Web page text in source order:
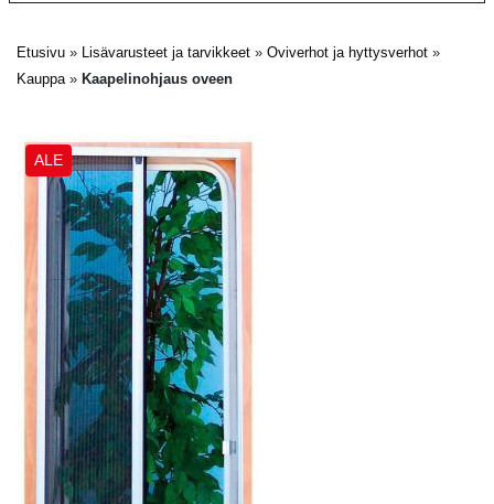
Etusivu » Lisävarusteet ja tarvikkeet » Oviverhot ja hyttysverhot »
Kauppa» Kaapelinohjaus oveen
ALE